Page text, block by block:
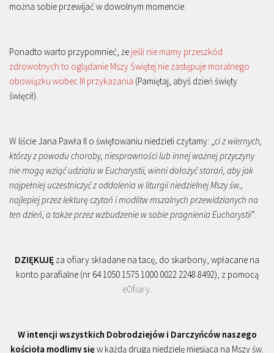
można sobie przewijać w dowolnym momencie.
Ponadto warto przypomnieć, że jeśli nie mamy przeszkód
zdrowotnych to oglądanie Mszy Świętej nie zastępuje moralnego
obowiązku wobec III przykazania (Pamiętaj, abyś dzień święty
święcił).
W liście Jana Pawła II o świętowaniu niedzieli czytamy: „ci z wiernych,
którzy z powodu choroby, niesprawności lub innej ważnej przyczyny
nie mogą wziąć udziału w Eucharystii, winni dołożyć starań, aby jak
najpełniej uczestniczyć z oddalenia w liturgii niedzielnej Mszy św.,
najlepiej przez lekturę czytań i modlitw mszalnych przewidzianych na
ten dzień, a także przez wzbudzenie w sobie pragnienia Eucharystii”.
DZIĘKUJĘ za ofiary składane na tacę, do skarbony, wpłacane na
konto parafialne (nr 64 1050 1575 1000 0022 2248 8492), z pomocą
eOfiary.
W intencji wszystkich Dobrodziejów i Darczyńców naszego
kościoła modlimy się w każdą drugą niedzielę miesiąca na Mszy św.